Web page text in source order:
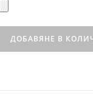
ДОБАВЯНЕ В